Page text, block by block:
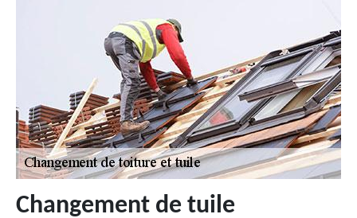
Changement de tuile